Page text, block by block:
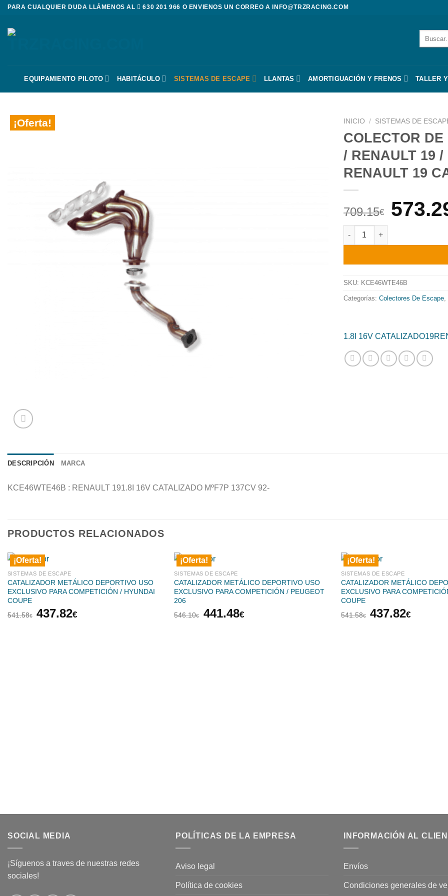
Saltar
contenido
PARA CUALQUIER DUDA LLÁMENOS AL 630 201 966 O ENVIENOS UN CORREO A INFO@TRZRACING.COM
EQUIPAMIENTO PILOTO HABITÁCULO SISTEMAS DE ESCAPE LLANTAS AMORTIGUACIÓN Y FRENOS TALLER
¡Oferta! INICIO / SISTEMAS DE
COLECTOR
/ RENAULT 19
RENAULT 19
709.15€
El
era:
COLECTOR DE ESCAPE
SKU: KCE46WTE46B
Categorías: Colectores De Escape
1.8I 16V CATALIZADO19
DESCRIPCIÓN MARCA
KCE46WTE46B : RENAULT 191.8I 16V CATALIZADO MºF7P 137CV 92-
PRODUCTOS RELACIONADOS
¡Oferta!
SISTEMAS DE ESCAPE
CATALIZADOR METÁLICO DEPORTIVO USO
EXCLUSIVO PARA COMPETICIÓN / HYUNDAI
COUPE
541.58€
El
437.82€El
¡Oferta!
SISTEMAS DE ESCAPE
CATALIZADOR METÁLICO DEPORTIVO USO
EXCLUSIVO PARA COMPETICIÓN / PEUGEOT
206
546.10€
El
441.48€El
¡Oferta!
SISTEMAS DE ESCAPE
CATALIZADOR METÁLICO
EXCLUSIVO PARA
COUPE
541.58€
El
437.82€El
SOCIAL MEDIA
¡Síguenos a traves de nuestras redes
sociales!
POLÍTICAS DE LA EMPRESA
Aviso legal
Política de cookies
INFORMACIÓN AL
Envíos
Condiciones generales de